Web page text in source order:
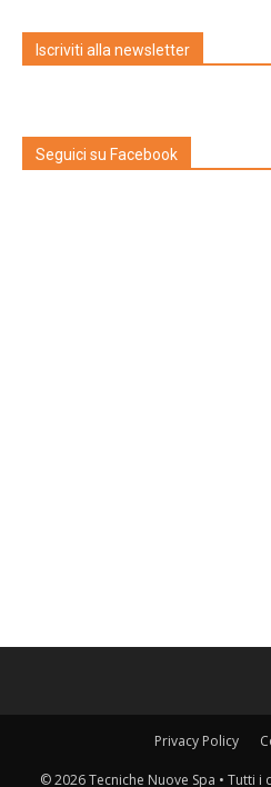
Iscriviti alla newsletter
Seguici su Facebook
Privacy Policy
© 2026 Tecniche Nuove Spa • Tutti